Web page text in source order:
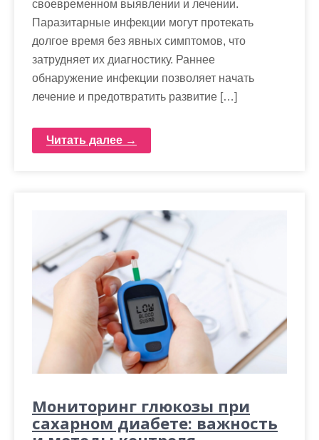
своевременном выявлении и лечении.
Паразитарные инфекции могут протекать
долгое время без явных симптомов, что
затрудняет их диагностику. Раннее
обнаружение инфекции позволяет начать
лечение и предотвратить развитие […]
Читать далее →
Мониторинг глюкозы при
сахарном диабете: важность